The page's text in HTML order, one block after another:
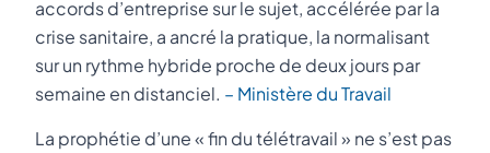
accords d’entreprise sur le sujet, accélérée par la
crise sanitaire, a ancré la pratique, la normalisant
sur un rythme hybride proche de deux jours par
semaine en distanciel. – Ministère du Travail
La prophétie d’une « fin du télétravail » ne s’est pas